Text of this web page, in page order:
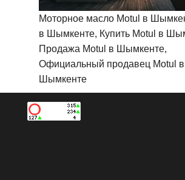
Моторное масло Motul в
в Шымкенте, Купить Motul в
Продажа Motul в Шымкенте,
Официальный продавец Motul в
Шымкенте